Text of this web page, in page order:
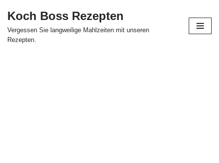
Skip
to
Koch Boss Rezepten
Vergessen Sie langweilige Mahlzeiten mit unseren
Rezepten.